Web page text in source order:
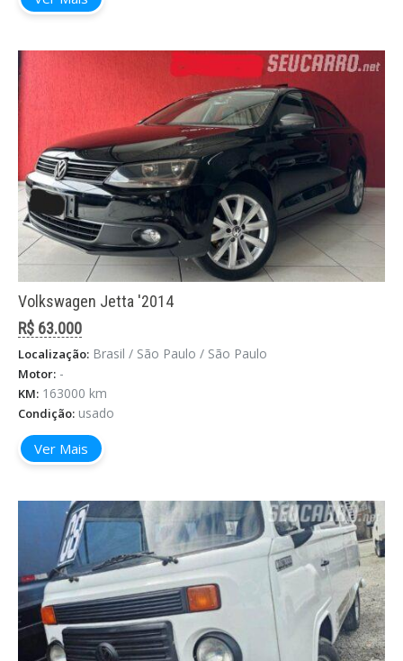
Volkswagen Jetta '2014
R$ 63.000
Localização: Brasil / São Paulo / São Paulo
Motor: -
KM: 163000 km
Condição: usado
Ver Mais